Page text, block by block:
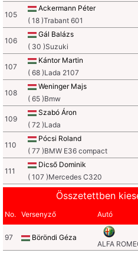
105
Ackermann Péter
( 18 )Trabant 601
106
Gál Balázs
( 30 )Suzuki
107
Kántor Martin
( 68 )Lada 2107
108
Weninger Majs
( 65 )Bmw
109
Szabó Áron
( 72 )Lada
110
Pócsi Roland
( 77 )BMW E36 compact
111
Dicső Dominik
( 107 )Mercedes C320
Összetettben
No. Versenyző Autó
97 Böröndi Géza
ALFA